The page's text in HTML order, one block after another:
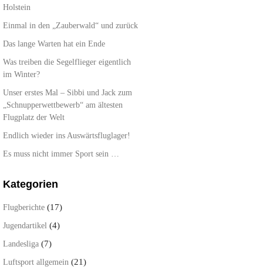
Holstein
Einmal in den „Zauberwald“ und zurück
Das lange Warten hat ein Ende
Was treiben die Segelflieger eigentlich
im Winter?
Unser erstes Mal – Sibbi und Jack zum
„Schnupperwettbewerb“ am ältesten
Flugplatz der Welt
Endlich wieder ins Auswärtsfluglager!
Es muss nicht immer Sport sein …
Kategorien
Flugberichte (17)
Jugendartikel (4)
Landesliga (7)
Luftsport allgemein (21)